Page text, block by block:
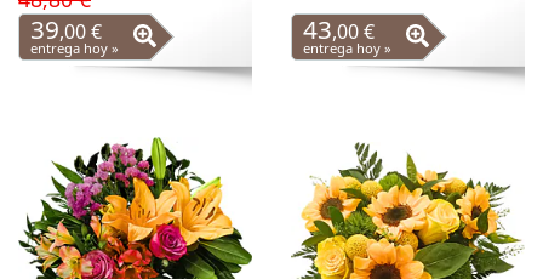
39,00 €
entrega hoy »
43,00 €
entrega hoy »